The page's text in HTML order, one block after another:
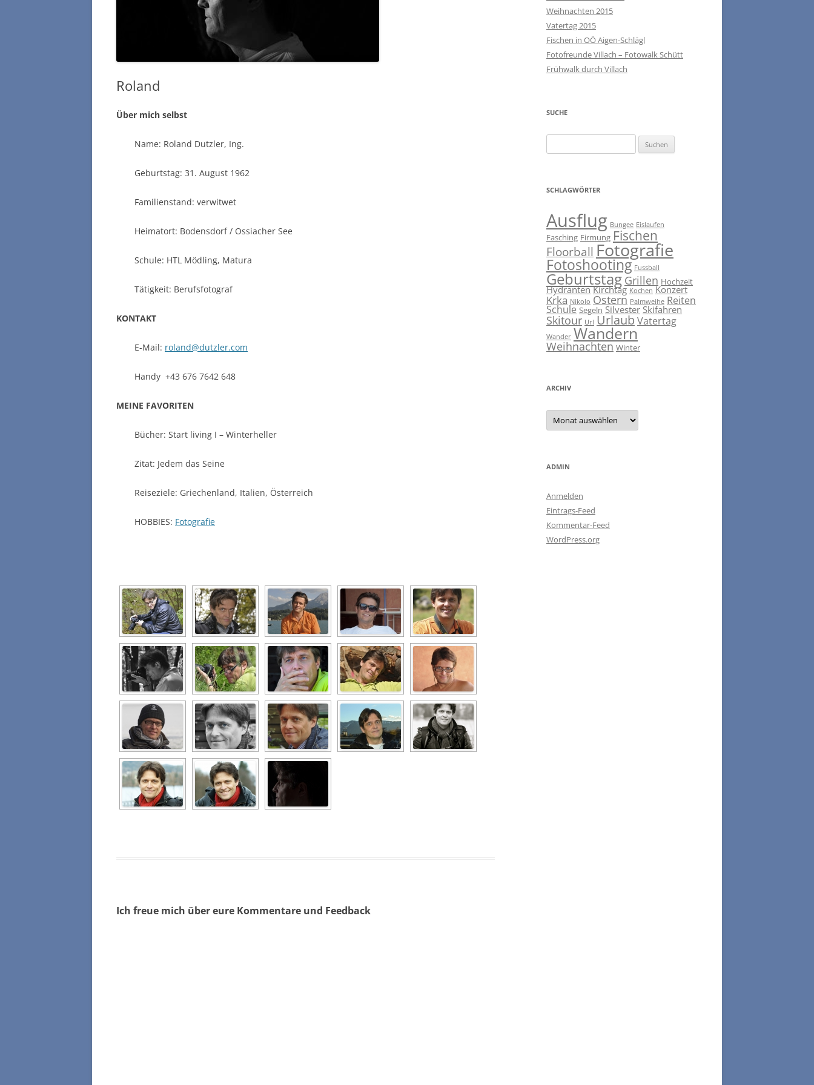
Roland
Über mich selbst
Name: Roland Dutzler, Ing.
Geburtstag: 31. August 1962
Familienstand: verwitwet
Heimatort: Bodensdorf / Ossiacher See
Schule: HTL Mödling, Matura
Tätigkeit: Berufsfotograf
KONTAKT
E-Mail: roland@dutzler.com
Handy +43 676 7642 648
MEINE FAVORITEN
Bücher: Start living I – Winterheller
Zitat: Jedem das Seine
Reiseziele: Griechenland, Italien, Österreich
HOBBIES: Fotografie
Ich freue mich über eure Kommentare und Feedback
Weihnachten 2015
Vatertag 2015
Fischen in OÖ Aigen-Schlägl
Fotofreunde Villach – Fotowalk Schütt
Frühwalk durch Villach
SUCHE
nach:
SCHLAGWÖRTER
Ausflug Bungee Eislaufen
Fasching Firmung Fischen
Floorball Fotografie
Fotoshooting Fussball
Geburtstag Grillen Hochzeit
Hydranten Kirchtag Kochen Konzert
Krka Nikolo Ostern Palmweihe Reiten
Schule Segeln Silvester Skifahren
Skitour Url Urlaub Vatertag
Wander Wandern
Weihnachten Winter
ARCHIV
ARCHIV
ADMIN
Anmelden
Eintrags-Feed
Kommentar-Feed
WordPress.org